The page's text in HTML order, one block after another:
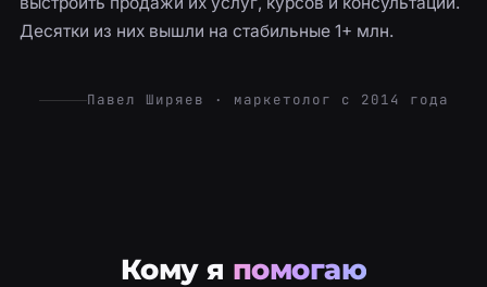
Десятки из них вышли на стабильные 1+ млн.
Павел Ширяев · маркетолог с 2014 года
Кому я помогаю